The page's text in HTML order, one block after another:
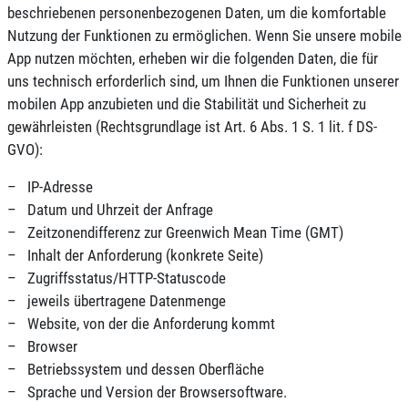
beschriebenen personenbezogenen Daten, um die komfortable
Nutzung der Funktionen zu ermöglichen. Wenn Sie unsere mobile
App nutzen möchten, erheben wir die folgenden Daten, die für
uns technisch erforderlich sind, um Ihnen die Funktionen unserer
mobilen App anzubieten und die Stabilität und Sicherheit zu
gewährleisten (Rechtsgrundlage ist Art. 6 Abs. 1 S. 1 lit. f DS-
GVO):
– IP-Adresse
– Datum und Uhrzeit der Anfrage
– Zeitzonendifferenz zur Greenwich Mean Time (GMT)
– Inhalt der Anforderung (konkrete Seite)
– Zugriffsstatus/HTTP-Statuscode
– jeweils übertragene Datenmenge
– Website, von der die Anforderung kommt
– Browser
– Betriebssystem und dessen Oberfläche
– Sprache und Version der Browsersoftware.